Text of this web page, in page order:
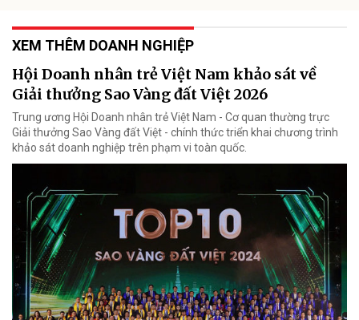
XEM THÊM DOANH NGHIỆP
Hội Doanh nhân trẻ Việt Nam khảo sát về
Giải thưởng Sao Vàng đất Việt 2026
Trung ương Hội Doanh nhân trẻ Việt Nam - Cơ quan thường trực
Giải thưởng Sao Vàng đất Việt - chính thức triển khai chương trình
khảo sát doanh nghiệp trên phạm vi toàn quốc.